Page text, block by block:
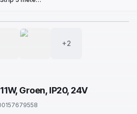
+2
Groen, IP20, 24V